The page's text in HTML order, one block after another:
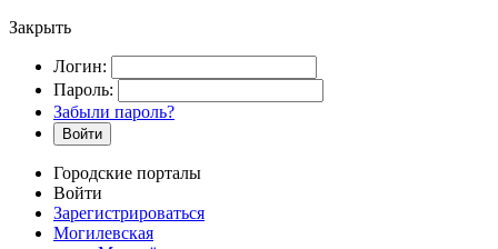
Закрыть
Логин:
Пароль:
Забыли пароль?
Войти
Городские порталы
Войти
Зарегистрироваться
Могилевская